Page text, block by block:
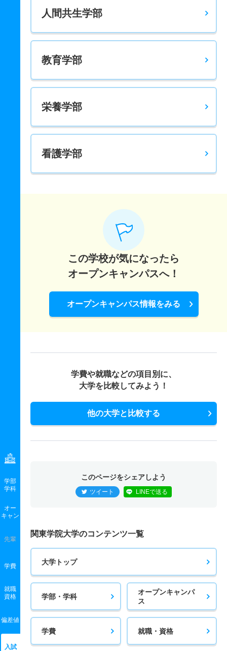
学部
学科
オー
キャン
先輩
学費
就職
資格
偏差値
入試
地域創生学科 一般 共テ 前期Ｂ日程３科目併用
3人 2.40倍
地域創生学科 一般 ニ 後期日程５科目スカラ
若干名 2倍
人間共生学部
教育学部
栄養学部
看護学部
この学校が気になったら
オープンキャンパスへ！
オープンキャンパス情報をみる
学費や就職などの項目別に、
大学を比較してみよう！
他の大学と比較する
このページをシェアしよう
ツイート LINEで送る
関東学院大学のコンテンツ一覧
大学トップ
学部・学科
オープンキャンパ
ス
学費 就職・資格